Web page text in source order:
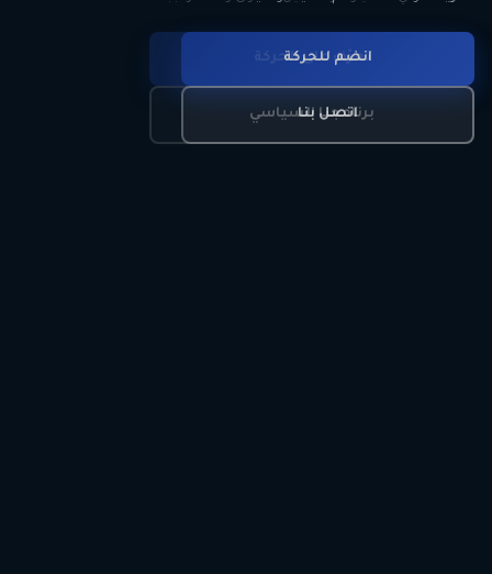
تعرّف على الحركة
برنامجنا السياسي
انضم للحركة
اتصل بنا